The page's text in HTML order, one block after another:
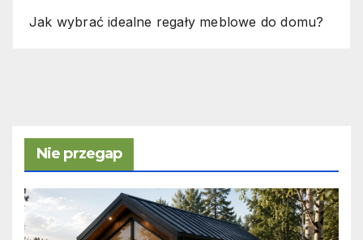
Jak wybrać idealne regały meblowe do domu?
Nie przegap